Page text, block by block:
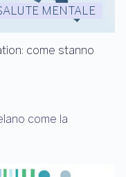
MENTALE
come stanno
come la